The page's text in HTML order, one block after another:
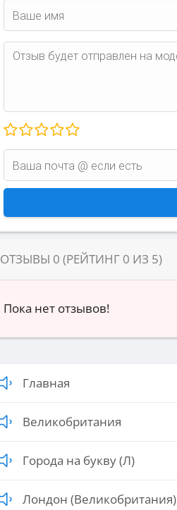
ОТЗЫВЫ 0 (РЕЙТИНГ 0 ИЗ 5)
Пока нет отзывов!
Главная
Великобритания
Города на букву (Л)
Лондон (Великобритания)